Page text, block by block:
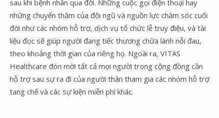
sau khi bệnh nhân qua đời. Những cuộc gọi điện thoại hay
những chuyến thăm của đội ngũ và nguồn lực chăm sóc cuối
đời như các nhóm hỗ trợ, dịch vụ tổ chức lễ truy điệu, và tài
liệu đọc sẽ giúp người đang tiếc thương chữa lành nỗi đau,
theo khoảng thời gian của riêng họ. Ngoài ra, VITAS
Healthcare đón mời tất cả mọi người trong cộng đồng cần
hỗ trợ sau sự ra đi của người thân tham gia các nhóm hỗ trợ
tang chế và các sự kiện miễn phí khác.